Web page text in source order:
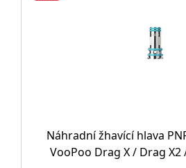
Náhradní žhavící hlava
VooPoo Drag X / Drag X2